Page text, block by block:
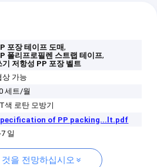
포장 테이프 도매,
폴리프로필렌 스트랩 테이프,
기 저항성 PP 포장 벨트
상 가능
세트/월
색 로탄 모방기
of PP packing...lt.pdf
일
을 전망하십시오